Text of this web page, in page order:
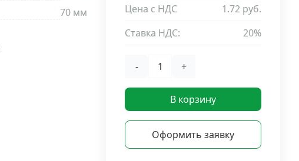
70 мм Цена с НДС
1.72 руб.
Ставка НДС:
20%
- +
В корзину
Оформить заявку